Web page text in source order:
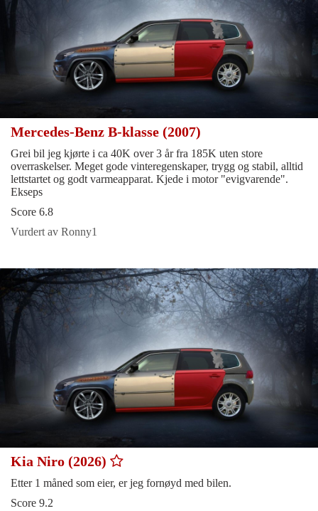
Mercedes-Benz B-klasse (2007)
Grei bil jeg kjørte i ca 40K over 3 år fra 185K uten store
overraskelser. Meget gode vinteregenskaper, trygg og stabil, alltid
lettstartet og godt varmeapparat. Kjede i motor "evigvarende".
Ekseps
Score 6.8
Vurdert av Ronny1
Kia Niro (2026)
Etter 1 måned som eier, er jeg fornøyd med bilen.
Score 9.2